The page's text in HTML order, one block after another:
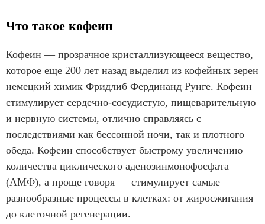
Что такое кофеин
Кофеин — прозрачное кристаллизующееся вещество,
которое еще 200 лет назад выделил из кофейных зерен
немецкий химик Фридлиб Фердинанд Рунге. Кофеин
стимулирует сердечно-сосудистую, пищеварительную
и нервную системы, отлично справляясь с
последствиями как бессонной ночи, так и плотного
обеда. Кофеин способствует быстрому увеличению
количества циклического аденозинмонофосфата
(АМФ), а проще говоря — стимулирует самые
разнообразные процессы в клетках: от жиросжигания
до клеточной регенерации.